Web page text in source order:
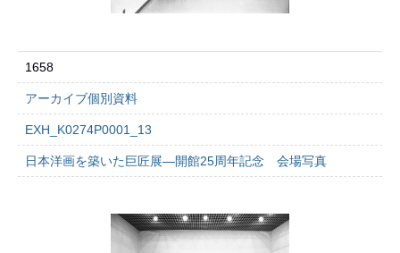
1658
アーカイブ個別資料
EXH_K0274P0001_13
日本洋画を築いた巨匠展―開館25周年記念 会場写真